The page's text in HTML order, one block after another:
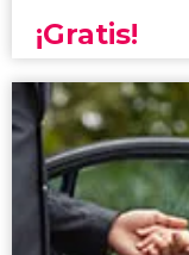
¡Gratis!